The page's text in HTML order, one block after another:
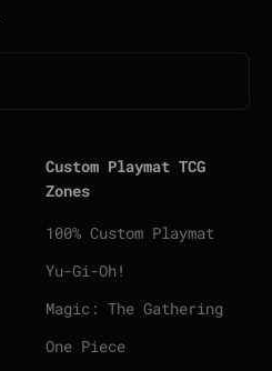
Custom Playmat TCG
Zones
100% Custom Playmat
Yu-Gi-Oh!
Magic: The Gathering
One Piece